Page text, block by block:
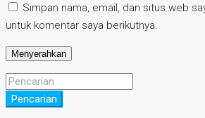
Simpan nama, email, dan situs web
untuk komentar saya berikutnya.
Pencarian